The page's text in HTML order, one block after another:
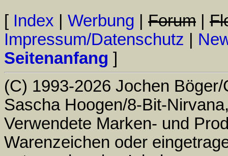
[ Index Werbung Forum
Impressum/Datenschutz
Seitenanfang ]
(C) 1993-2026 Jochen
Sascha Hoogen/8-Bit-
Verwendete Marken- und
Warenzeichen oder